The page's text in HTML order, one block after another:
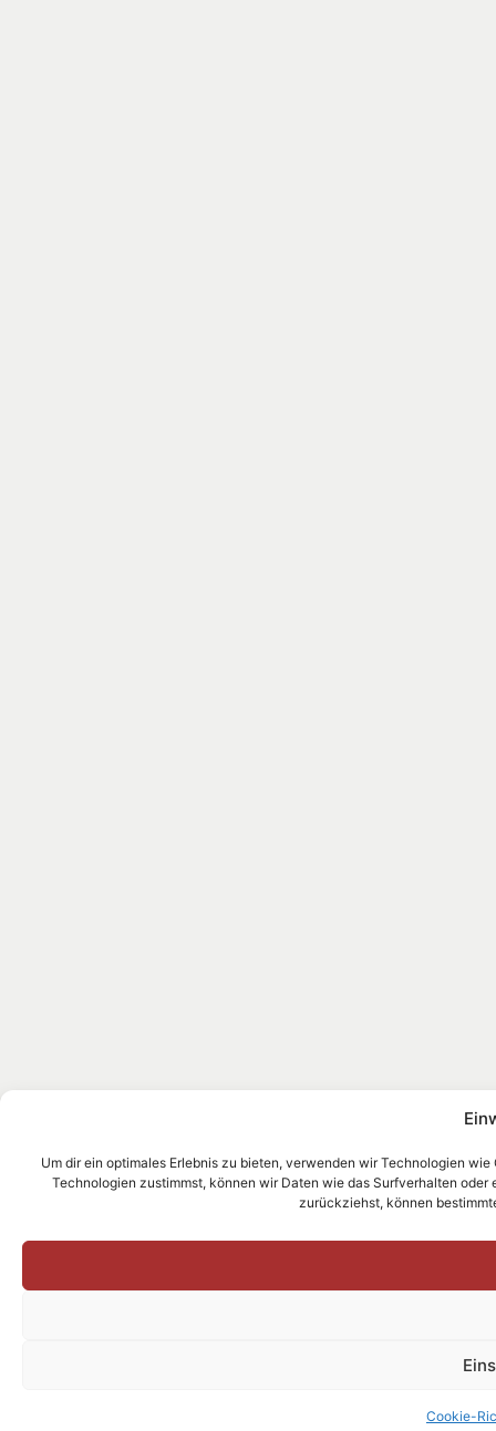
Um dir ein optimales Erlebnis zu bieten, verwenden wir Technologien
Technologien zustimmst, können wir Daten wie das Surfverhalten
zurückziehst, können
Cookie-